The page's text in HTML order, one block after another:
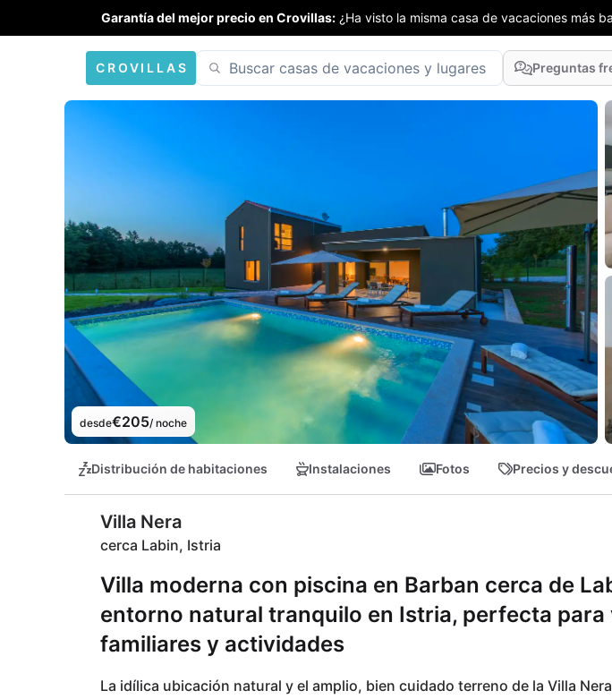
Garantía del mejor precio en Crovillas: ¿Ha visto la misma casa de vacaciones más
CROVILLAS Preguntas
desde€205/ noche
Distribución de habitaciones Instalaciones Fotos Precios y
Villa Nera
cerca Labin, Istria
Villa moderna con piscina en Barban cerca de
entorno natural tranquilo en Istria, perfecta para
familiares y actividades
La idílica ubicación natural y el amplio, bien cuidado terreno de la Villa